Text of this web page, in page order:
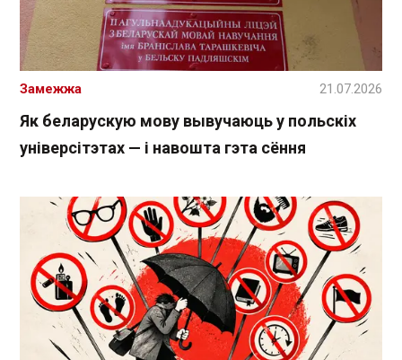
Як беларускую мову вывучаюць у польскіх
універсітэтах — і навошта гэта сёння
Замежжа 21.07.2026